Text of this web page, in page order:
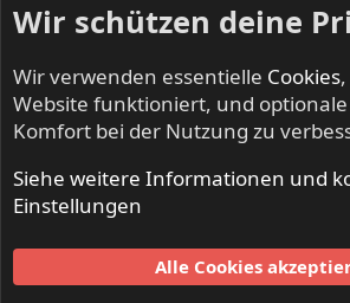
NO SLEEP TILL LIVE - Festivals & Open
Nutzungsbedingungen
Wir schützen deine
Wir verwenden essentielle Cookies
Website funktioniert, und
Komfort bei der Nutzung zu
Siehe weitere Informationen und
Einstellungen
Alle Cookies